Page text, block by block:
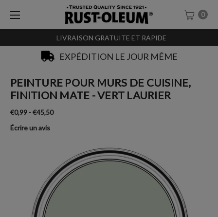
LIVRAISON GRATUITE ET RAPIDE
0
EXPÉDITION LE JOUR MÊME
PEINTURE POUR MURS DE CUISINE,
FINITION MATE - VERT LAURIER
€0,99 - €45,50
Écrire un avis